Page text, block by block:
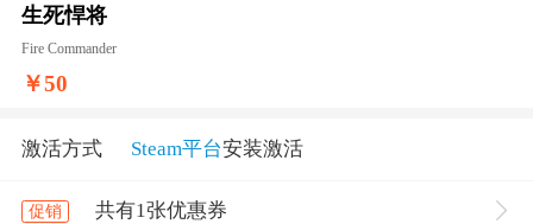
生死悍将
Fire Commander
￥50
激活方式 Steam平台安装激活
促销 共有1张优惠券